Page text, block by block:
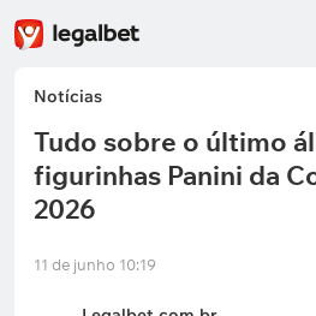
Notícias
Tudo sobre o último
figurinhas Panini da
2026
11 de junho 10:19